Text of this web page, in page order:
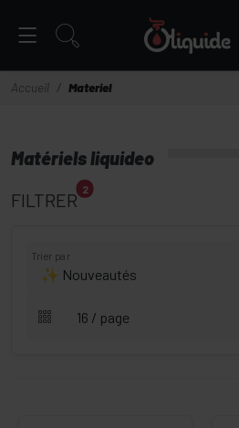
Accueil Materiel
Matériels liquideo
FILTRER 2
Trier par